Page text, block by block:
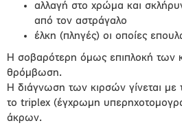
αλλαγή στο χρώμα και
από τον αστράγαλο
έλκη (πληγές) οι οποίες
Η σοβαρότερη όμως επιπλοκή των
θρόμβωση.
Η διάγνωση των κιρσών γίνεται με
το triplex (έγχρωμη
άκρων.